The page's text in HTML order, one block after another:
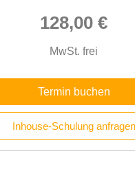
128,00 €
MwSt. frei
Termin buchen
Inhouse-Schulung anfragen